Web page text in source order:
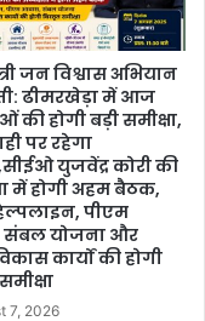
जन विश्वास अभियान
ढीमरखेड़ा में आज
की होगी बड़ी समीक्षा,
पर रहेगा
युजवेंद्र कोरी की
में होगी अहम बैठक,
पीएम
योजना और
कार्यों की होगी
7, 2026